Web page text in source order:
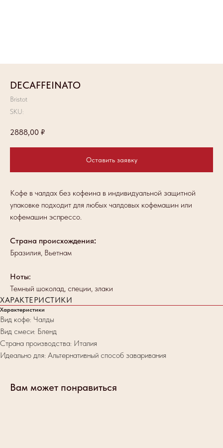
DECAFFEINATO
Bristot
SKU:
2888,00 ₽
Оставить заявку
Кофе в чалдах без кофеина в индивидуальной защитной
упаковке подходит для любых чалдовых кофемашин или
кофемашин эспрессо.
Страна происхождения:
Бразилия, Вьетнам
Ноты:
Темный шоколад, специи, злаки
ХАРАКТЕРИСТИКИ
Характеристики
Вид кофе: Чалды
Вид смеси: Бленд
Страна производства: Италия
Идеально для: Альтернативный способ заваривания
Вам может понравиться